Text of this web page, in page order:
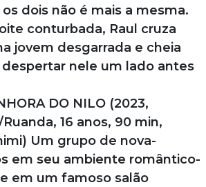
dois não é mais a mesma.
conturbada, Raul cruza
jovem desgarrada e cheia
nele um lado antes
DO NILO (2023,
16 anos, 90 min,
Um grupo de nova-
em seu ambiente romântico-
em um famoso salão